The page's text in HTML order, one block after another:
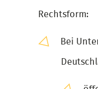
Rechtsform:
Bei